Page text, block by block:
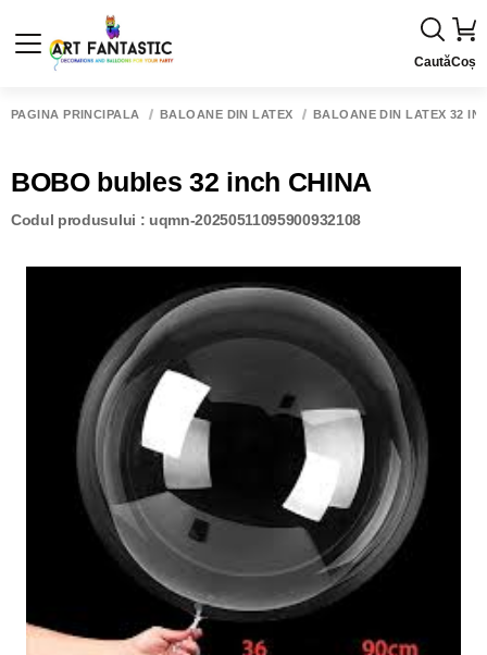
CautăCoș
PAGINA PRINCIPALĂ BALOANE DIN LATEX BALOANE DIN LATEX 32
BOBO bubles 32 inch CHINA
Codul produsului : uqmn-20250511095900932108